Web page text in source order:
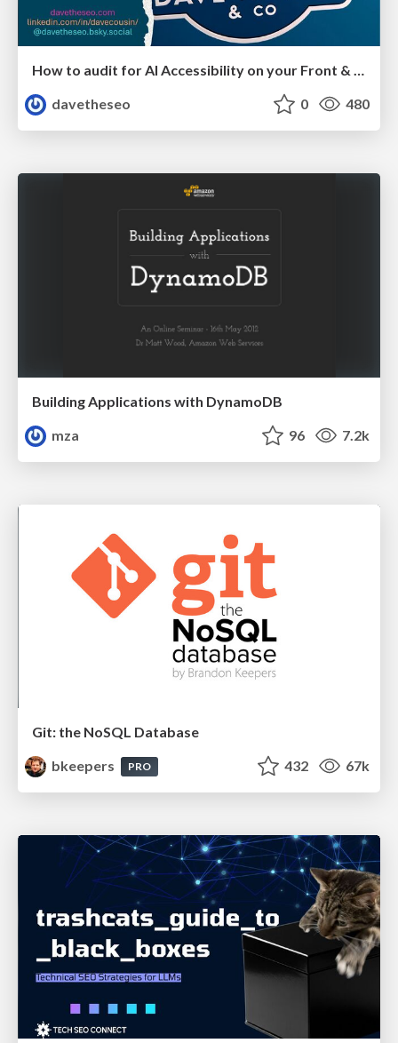
How to audit for AI Accessibility on your Front & Back End
davetheseo
0 480
Building Applications with DynamoDB
mza
96 7.2k
Git: the NoSQL Database
bkeepers
PRO 432 67k